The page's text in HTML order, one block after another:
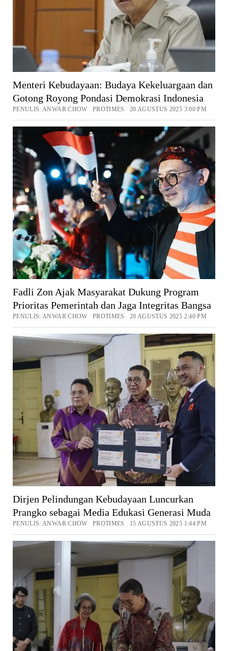
Menteri Kebudayaan: Budaya Kekeluargaan dan
Gotong Royong Pondasi Demokrasi Indonesia
PENULIS: ANWAR CHOW PROTIMES 20 AGUSTUS 2025 3:00 PM
Fadli Zon Ajak Masyarakat Dukung Program
Prioritas Pemerintah dan Jaga Integritas Bangsa
PENULIS: ANWAR CHOW PROTIMES 20 AGUSTUS 2025 2:40 PM
Dirjen Pelindungan Kebudayaan Luncurkan
Prangko sebagai Media Edukasi Generasi Muda
PENULIS: ANWAR CHOW PROTIMES 15 AGUSTUS 2025 1:44 PM